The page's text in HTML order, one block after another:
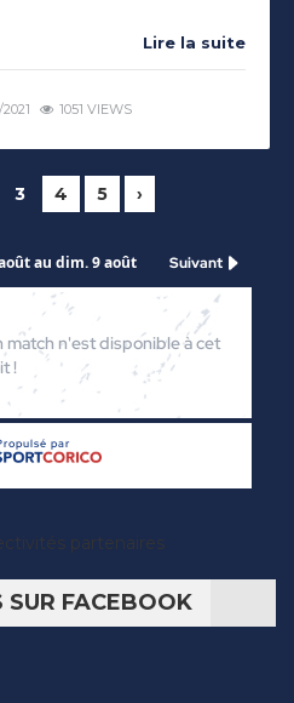
Lire la suite
1051 VIEWS
3 4 5 ›
SUR FACEBOOK